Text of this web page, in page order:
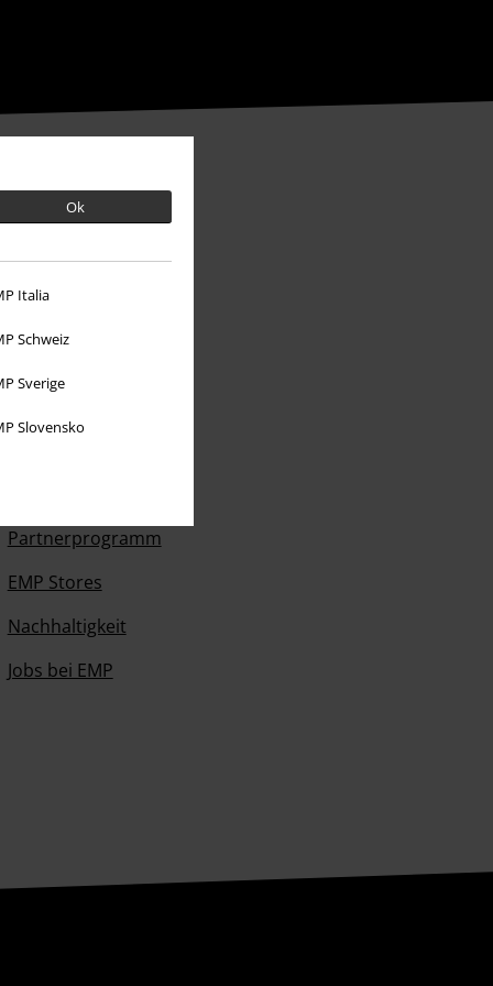
Ok
Italia
Schweiz
Sverige
Slovensko
Partnerprogramm
EMP Stores
Nachhaltigkeit
Jobs bei EMP